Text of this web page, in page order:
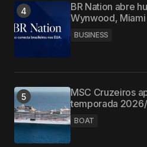
BR Nation abre
Wynwood, Miami
BUSINESS
MSC Cruzeiros
temporada
BOAT